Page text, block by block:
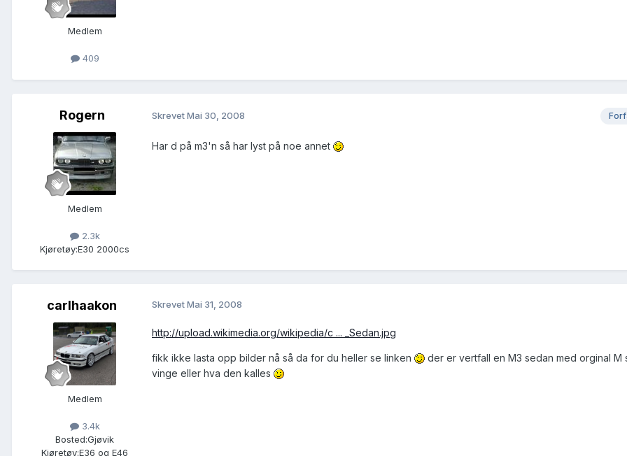
Medlem
409
Rogern
Medlem
2.3k
Kjøretøy:E30 2000cs
SkrevetMai 30, 2008
Har d på m3'n så har lyst på noe annet
carlhaakon
Medlem
3.4k
Bosted:Gjøvik
Kjøretøy:E36 og E46
SkrevetMai 31, 2008
http://upload.wikimedia.org/wikipedia/c ... _Sedan.jpg
fikk ikke lasta opp bilder nå så da for du heller se linken
der er vertfall en M3 sedan med orginal M
vinge eller hva den kalles